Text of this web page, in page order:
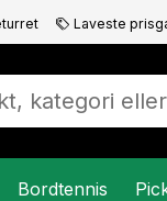
Laveste
Bordtennis